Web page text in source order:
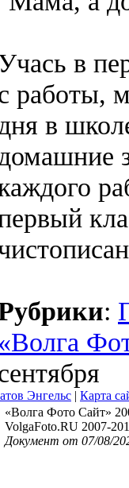
в
работы,
дня в
домашние
:
«Волга
Энгельс | Карта
«Волга Фото Сайт»
VolgaFoto.RU 2007-
Документ от 07/08/